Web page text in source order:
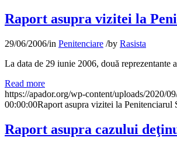
Raport asupra vizitei la
29/06/2006/in Penitenciare /by Rasista
La data de 29 iunie 2006, două
Read more
https://apador.org/wp-content/uploads/2020/
00:00:00Raport asupra vizitei la Penitenciarul
Raport asupra cazului